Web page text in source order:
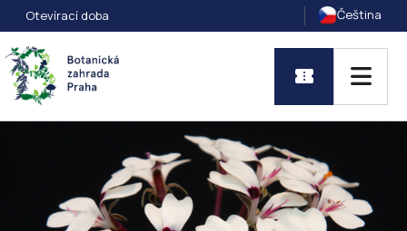
Otevírací doba Čeština